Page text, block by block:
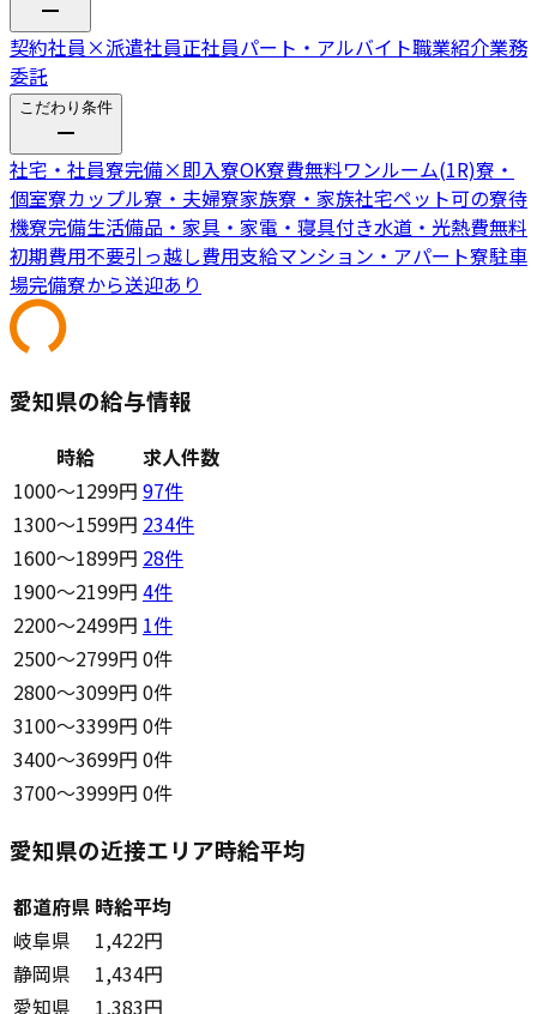
契約社員 ×派遣社員正社員パート・アルバイト職業紹介業務
委託
こだわり条件
社宅・社員寮完備×即入寮OK寮費無料ワンルーム(1R)寮・
個室寮カップル寮・夫婦寮家族寮・家族社宅ペット可の寮待
機寮完備生活備品・家具・家電・寝具付き水道・光熱費無料
初期費用不要引っ越し費用支給マンション・アパート寮駐車
場完備寮から送迎あり
愛知県の給与情報
時給
求人件数
1000〜1299円 97件
1300〜1599円 234件
1600〜1899円 28件
1900〜2199円 4件
2200〜2499円 1件
2500〜2799円 0件
2800〜3099円 0件
3100〜3399円 0件
3400〜3699円 0件
3700〜3999円 0件
愛知県の近接エリア時給平均
都道府県 時給平均
岐阜県
1,422円
静岡県
1,434円
愛知県
1,383円